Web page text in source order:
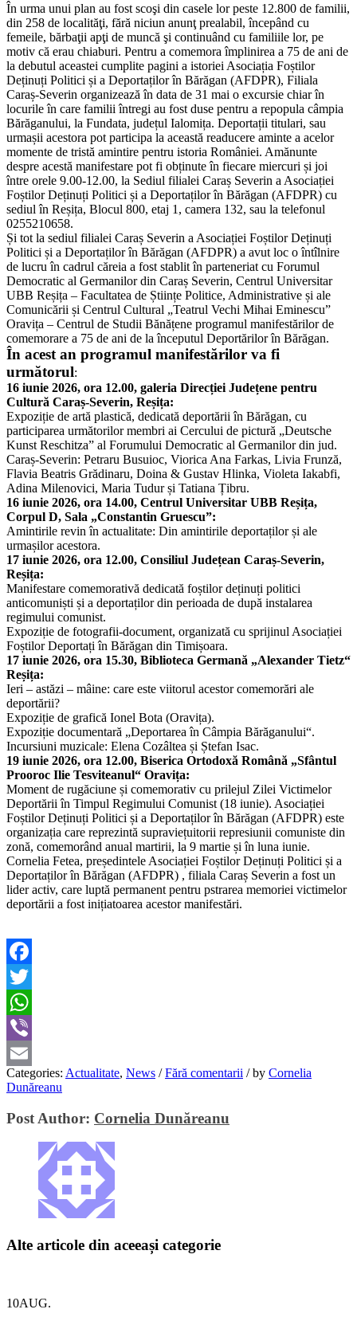
În urma unui plan au fost scoşi din casele lor peste 12.800 de familii,
din 258 de localităţi, fără niciun anunţ prealabil, începând cu
femeile, bărbaţii apţi de muncă şi continuând cu familiile lor, pe
motiv că erau chiaburi. Pentru a comemora împlinirea a 75 de ani de
la debutul aceastei cumplite pagini a istoriei Asociația Foștilor
Deținuți Politici și a Deportaților în Bărăgan (AFDPR), Filiala
Caraș-Severin organizează în data de 31 mai o excursie chiar în
locurile în care familii întregi au fost duse pentru a repopula câmpia
Bărăganului, la Fundata, județul Ialomița. Deportații titulari, sau
urmașii acestora pot participa la această readucere aminte a acelor
momente de tristă amintire pentru istoria României. Amănunte
despre acestă manifestare pot fi obținute în fiecare miercuri și joi
între orele 9.00-12.00, la Sediul filialei Caraș Severin a Asociației
Foștilor Deținuți Politici și a Deportaților în Bărăgan (AFDPR) cu
sediul în Reșița, Blocul 800, etaj 1, camera 132, sau la telefonul
0255210658.
Și tot la sediul filialei Caraș Severin a Asociației Foștilor Deținuți
Politici și a Deportaților în Bărăgan (AFDPR) a avut loc o întîlnire
de lucru în cadrul căreia a fost stablit în parteneriat cu Forumul
Democratic al Germanilor din Caraș Severin, Centrul Universitar
UBB Reșița – Facultatea de Științe Politice, Administrative și ale
Comunicării și Centrul Cultural „Teatrul Vechi Mihai Eminescu”
Oravița – Centrul de Studii Bănățene programul manifestărilor de
comemorare a 75 de ani de la începutul Deportărilor în Bărăgan.
În acest an programul manifestărilor va fi
următorul:
16 iunie 2026, ora 12.00, galeria Direcției Județene pentru
Cultură Caraș-Severin, Reșița:
Expoziție de artă plastică, dedicată deportării în Bărăgan, cu
participarea următorilor membri ai Cercului de pictură „Deutsche
Kunst Reschitza” al Forumului Democratic al Germanilor din jud.
Caraș-Severin: Petraru Busuioc, Viorica Ana Farkas, Livia Frunză,
Flavia Beatris Grădinaru, Doina & Gustav Hlinka, Violeta Iakabfi,
Adina Milenovici, Maria Tudur și Tatiana Țibru.
16 iunie 2026, ora 14.00, Centrul Universitar UBB Reșița,
Corpul D, Sala „Constantin Gruescu”:
Amintirile revin în actualitate: Din amintirile deportaților și ale
urmașilor acestora.
17 iunie 2026, ora 12.00, Consiliul Județean Caraș-Severin,
Reșița:
Manifestare comemorativă dedicată foștilor deținuți politici
anticomuniști și a deportaților din perioada de după instalarea
regimului comunist.
Expoziție de fotografii-document, organizată cu sprijinul Asociației
Foștilor Deportați în Bărăgan din Timișoara.
17 iunie 2026, ora 15.30, Biblioteca Germană „Alexander Tietz“
Reșița:
Ieri – astăzi – mâine: care este viitorul acestor comemorări ale
deportării?
Expoziție de grafică Ionel Bota (Oravița).
Expoziție documentară „Deportarea în Câmpia Bărăganului“.
Incursiuni muzicale: Elena Cozâltea și Ștefan Isac.
19 iunie 2026, ora 12.00, Biserica Ortodoxă Română „Sfântul
Prooroc Ilie Tesviteanul“ Oravița:
Moment de rugăciune și comemorativ cu prilejul Zilei Victimelor
Deportării în Timpul Regimului Comunist (18 iunie). Asociației
Foștilor Deținuți Politici și a Deportaților în Bărăgan (AFDPR) este
organizația care reprezintă supraviețuitorii represiunii comuniste din
zonă, comemorând anual martirii, la 9 martie și în luna iunie.
Cornelia Fetea, președintele Asociației Foștilor Deținuți Politici și a
Deportaților în Bărăgan (AFDPR) , filiala Caraș Severin a fost un
lider activ, care luptă permanent pentru pstrarea memoriei victimelor
deportării a fost inițiatoarea acestor manifestări.
Facebook
Twitter
WhatsApp
Viber
Email
Categories: Actualitate, News / Fără comentarii /by Cornelia
Dunăreanu
Post Author: Cornelia Dunăreanu
Alte articole din aceeași categorie
10AUG.